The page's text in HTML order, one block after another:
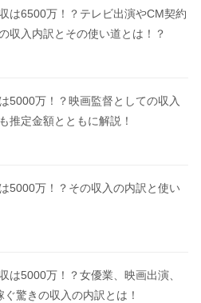
は6500万！？テレビ出演やCM契約
収入内訳とその使い道とは！？
5000万！？映画監督としての収入
推定金額とともに解説！
5000万！？その収入の内訳と使い
は5000万！？女優業、映画出演、
驚きの収入の内訳とは！